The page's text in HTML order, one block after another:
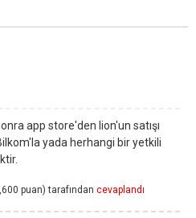
app store'den lion'un satışı
yada herhangi bir yetkili
puan) tarafından cevaplandı